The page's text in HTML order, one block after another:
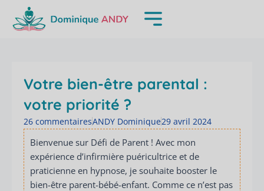
contenu
Votre bien-être parental :
votre priorité ?
26 commentairesANDY Dominique29 avril 2024
Bienvenue sur Défi de Parent ! Avec mon
expérience d’infirmière puéricultrice et de
praticienne en hypnose, je souhaite booster le
bien-être parent-bébé-enfant. Comme ce n’est pas